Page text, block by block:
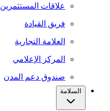
علاقات المستثمرين
فريق القيادة
العلامة التجارية
المركز الإعلامي
صندوق دعم المدن
السلامة